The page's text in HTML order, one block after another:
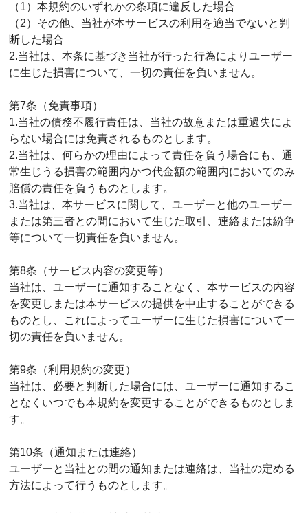
（1）本規約のいずれかの条項に違反した場合
（2）その他、当社が本サービスの利用を適当でないと判
断した場合
2.当社は、本条に基づき当社が行った行為によりユーザー
に生じた損害について、一切の責任を負いません。
第7条（免責事項）
1.当社の債務不履行責任は、当社の故意または重過失によ
らない場合には免責されるものとします。
2.当社は、何らかの理由によって責任を負う場合にも、通
常生じうる損害の範囲内かつ代金額の範囲内においてのみ
賠償の責任を負うものとします。
3.当社は、本サービスに関して、ユーザーと他のユーザー
または第三者との間において生じた取引、連絡または紛争
等について一切責任を負いません。
第8条（サービス内容の変更等）
当社は、ユーザーに通知することなく、本サービスの内容
を変更しまたは本サービスの提供を中止することができる
ものとし、これによってユーザーに生じた損害について一
切の責任を負いません。
第9条（利用規約の変更）
当社は、必要と判断した場合には、ユーザーに通知するこ
となくいつでも本規約を変更することができるものとしま
す。
第10条（通知または連絡）
ユーザーと当社との間の通知または連絡は、当社の定める
方法によって行うものとします。